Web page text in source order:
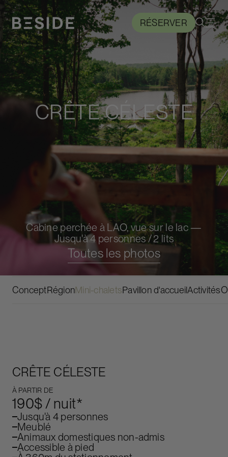
RÉSERVER
CRÊTE CÉLESTE
Cabine perchée à LAO, vue sur le lac —
Jusqu'à 4 personnes / 2 lits
Toutes les photosRÉSERVER
ConceptRégionMini-chaletsPavillon d'accueilActivités
CRÊTE CÉLESTE
À PARTIR DE
190$ / nuit*
Jusqu'à 4 personnes
Meublé
Animaux domestiques non-admis
Accessible à pied